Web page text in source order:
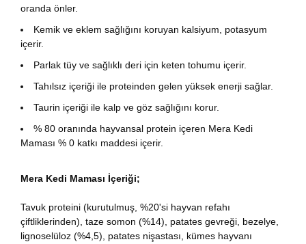
oranda önler.
Kemik ve eklem sağlığını koruyan kalsiyum, potasyum
içerir.
Parlak tüy ve sağlıklı deri için keten tohumu içerir.
Tahılsız içeriği ile proteinden gelen yüksek enerji sağlar.
Taurin içeriği ile kalp ve göz sağlığını korur.
% 80 oranında hayvansal protein içeren Mera Kedi
Maması % 0 katkı maddesi içerir.
Mera Kedi Maması İçeriği;
Tavuk proteini (kurutulmuş, %20'si hayvan refahı
çiftliklerinden), taze somon (%14), patates gevreği, bezelye,
lignoselüloz (%4,5), patates nişastası, kümes hayvanı